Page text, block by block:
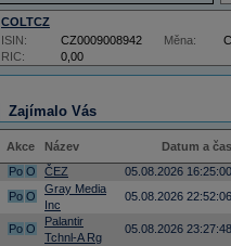
COLTCZ
RIC: 0,00
ISIN: CZ0009008942 Měna:
Zajímalo Vás
Akce Název
Datum a čas
Po O ČEZ
05.08.2026 16:25:00
Po O
Gray Media
Inc
05.08.2026 22:52:06
Po O
Palantir
Tchnl-A Rg
05.08.2026 23:27:48